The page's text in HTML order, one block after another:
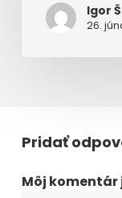
Igor
26.
Pridať
Môj komentár